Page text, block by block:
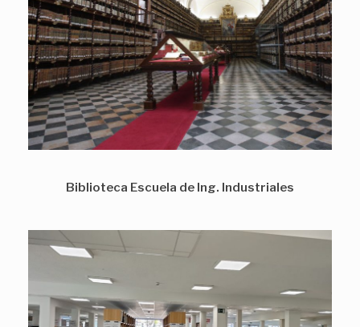
Biblioteca Escuela de Ing. Industriales